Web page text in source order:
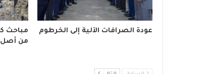
عودة الصرافات الآلية إلى الخرطوم
من أصل 30 ألف تمت سرقتهم